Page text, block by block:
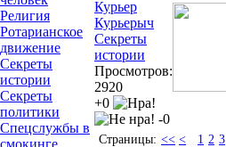
Религия
Ротарианское
движение
Секреты
истории
Секреты
политики
Спецслужбы в
смокинге
Курьер
Курьерыч
Секреты
истории
Просмотров:
2920
+0
-0
Страницы: << < 1 2 3